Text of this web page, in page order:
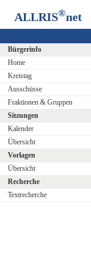
ALLRIS®net
Bürgerinfo
Home
Kreistag
Ausschüsse
Fraktionen & Gruppen
Sitzungen
Kalender
Übersicht
Vorlagen
Übersicht
Recherche
Textrecherche